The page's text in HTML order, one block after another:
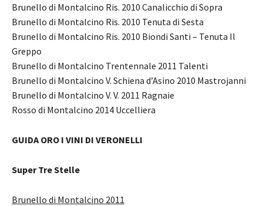
Brunello di Montalcino Ris. 2010 Canalicchio di Sopra
Brunello di Montalcino Ris. 2010 Tenuta di Sesta
Brunello di Montalcino Ris. 2010 Biondi Santi – Tenuta Il
Greppo
Brunello di Montalcino Trentennale 2011 Talenti
Brunello di Montalcino V. Schiena d’Asino 2010 Mastrojanni
Brunello di Montalcino V. V. 2011 Ragnaie
Rosso di Montalcino 2014 Uccelliera
GUIDA ORO I VINI DI VERONELLI
Super Tre Stelle
Brunello di Montalcino 2011